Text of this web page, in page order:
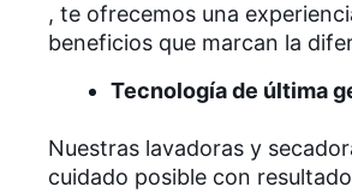
, te ofrecemos una
beneficios que marcan la
Tecnología de última
Nuestras lavadoras y
cuidado posible con